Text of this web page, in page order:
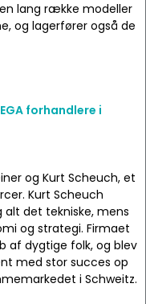
lang række modeller
og lagerfører også de
forhandlere i
og Kurt Scheuch, et
Kurt Scheuch
det tekniske, mens
og strategi. Firmaet
af dygtige folk, og blev
med stor succes op
i Schweitz.